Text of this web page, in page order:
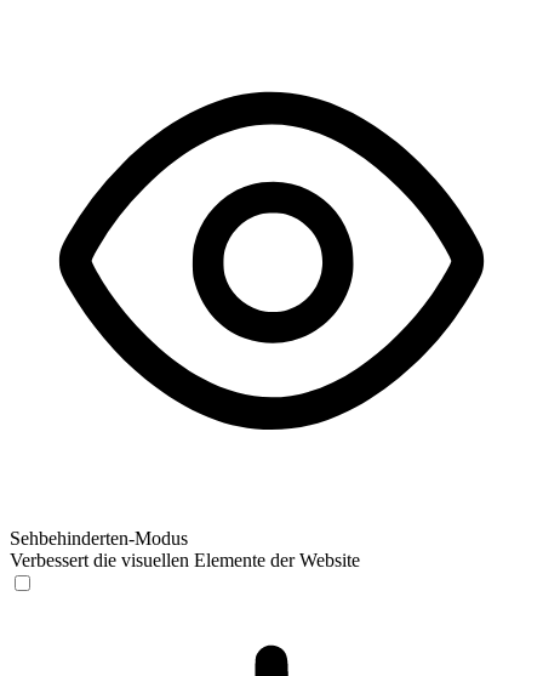
Sehbehinderten-Modus
Verbessert die visuellen Elemente der Website